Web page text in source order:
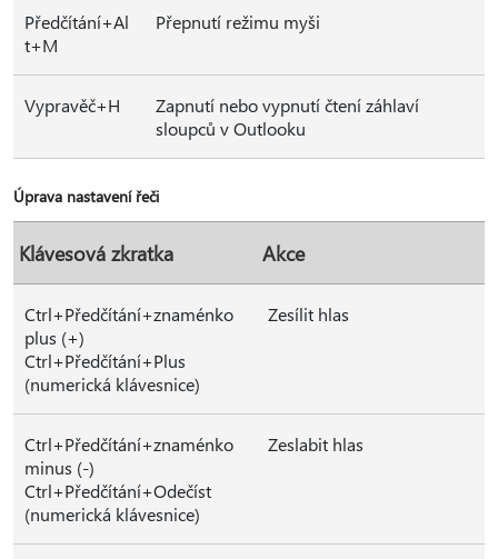
Předčítání+Al
t+M
Přepnutí režimu myši
Vypravěč+H
Zapnutí nebo vypnutí čtení záhlaví
sloupců v Outlooku
Úprava nastavení řeči
Klávesová zkratka Akce
Ctrl+Předčítání+znaménko
plus (+)
Ctrl+Předčítání+Plus
(numerická klávesnice)
Zesílit hlas
Ctrl+Předčítání+znaménko
minus (-)
Ctrl+Předčítání+Odečíst
(numerická klávesnice)
Zeslabit hlas